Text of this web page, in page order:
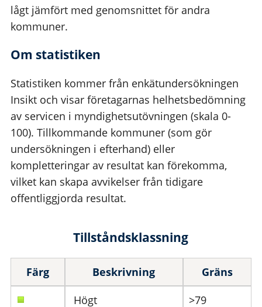
lågt jämfört med genomsnittet för andra
kommuner.
Om statistiken
Statistiken kommer från enkätundersökningen
Insikt och visar företagarnas helhetsbedömning
av servicen i myndighetsutövningen (skala 0-
100). Tillkommande kommuner (som gör
undersökningen i efterhand) eller
kompletteringar av resultat kan förekomma,
vilket kan skapa avvikelser från tidigare
offentliggjorda resultat.
Tillståndsklassning
Färg Beskrivning
Gräns
Högt
>79